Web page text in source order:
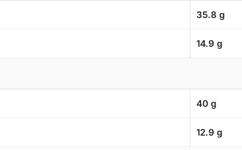
35.8 g
14.9 g
40 g
12.9 g